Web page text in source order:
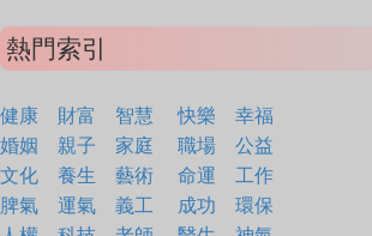
熱門索引
健康 財富 智慧 快樂
幸福
婚姻
親子 家庭 職場
公益
文化
養生 藝術 命運
工作
脾氣
運氣 義工 成功
環保